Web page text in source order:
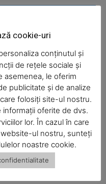
NOW
permisul suspendat
într-un bloc din
cookie-uri
conținutul și
de rețele sociale și
asemenea, le oferim
publicitate și de analize
folosiți site-ul nostru.
oferite de dvs.
lor. În cazul în care
ul nostru, sunteți
noastre cookie.